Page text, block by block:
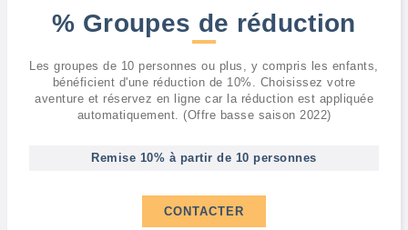
% Groupes de réduction
Les groupes de 10 personnes ou plus, y compris les enfants,
bénéficient d'une réduction de 10%. Choisissez votre
aventure et réservez en ligne car la réduction est appliquée
automatiquement. (Offre basse saison 2022)
Remise 10% à partir de 10 personnes
CONTACTER